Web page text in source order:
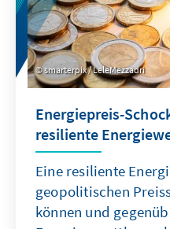
smarterpix / LeleMezzadri
Energiepreis-
resiliente
Eine resiliente
geopolitischen
können und